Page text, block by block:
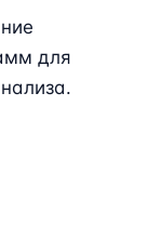
для